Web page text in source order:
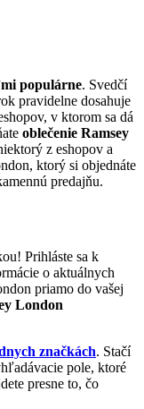
populárne. Svedčí
pravidelne dosahuje
v ktorom sa dá
oblečenie Ramsey
z eshopov a
ktorý si objednáte
predajňu.
Prihláste sa k
o aktuálnych
priamo do vašej
London
značkách. Stačí
pole, ktoré
presne to, čo